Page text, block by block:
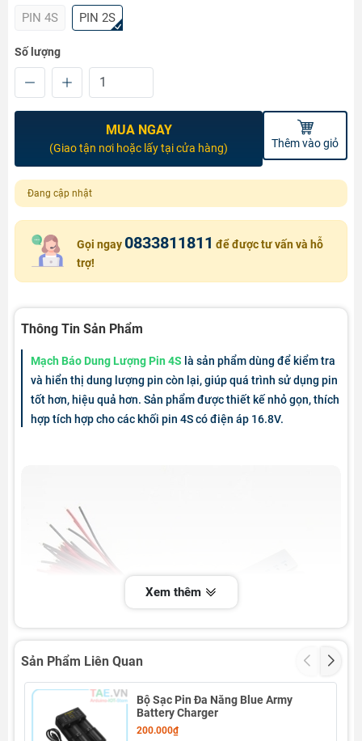
PIN 4S PIN 2S
Số lượng
MUA NGAY
(Giao tận nơi hoặc lấy tại cửa hàng) Thêm vào giỏ
Đang cập nhật
Gọi ngay 0833811811 để được tư vấn và hỗ
trợ!
Thông Tin Sản Phẩm
Mạch Báo Dung Lượng Pin 4S là sản phẩm dùng để kiểm tra
và hiển thị dung lượng pin còn lại, giúp quá trình sử dụng pin
tốt hơn, hiệu quả hơn. Sản phẩm được thiết kế nhỏ gọn, thích
hợp tích hợp cho các khối pin 4S có điện áp 16.8V.
Xem thêm
Sản Phẩm Liên Quan
Bộ Sạc Pin Đa Năng Blue Army
Battery Charger
200.000₫